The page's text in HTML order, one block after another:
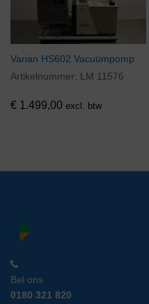
Varian HS602 Vacuümpomp
Artikelnummer: LM 11576
€ 1.499,00 excl. btw
Bel ons
0180 321 820